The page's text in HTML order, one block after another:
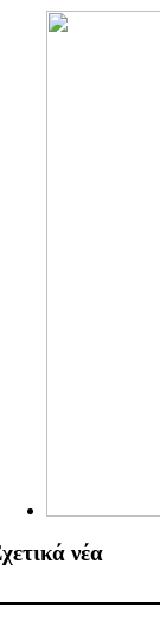
νέα